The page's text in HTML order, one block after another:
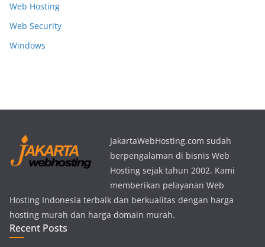
Web Hosting
Web Security
Windows
JakartaWebHosting.com sudah
berpengalaman di bisnis Web
Hosting sejak tahun 2002. Kami
memberikan pelayanan Web
Hosting Indonesia terbaik dan berkualitas dengan harga
hosting murah dan harga domain murah.
Recent Posts